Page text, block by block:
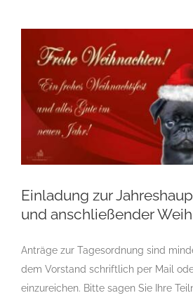
anschließender
Einladung zur
und anschließender
Anträge zur Tagesordnung sind
dem Vorstand schriftlich per Mail
einzureichen. Bitte sagen Sie Ihre